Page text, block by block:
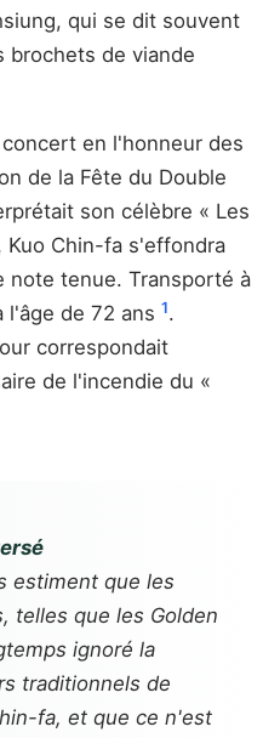
qui se dit souvent
brochets de viande
en l'honneur des
de la Fête du Double
son célèbre « Les
Kuo Chin-fa s'effondra
note tenue. Transporté à
de 72 ans 1.
correspondait
de l'incendie du «
estiment que les
telles que les Golden
ignoré la
traditionnels de
fa, et que ce n'est